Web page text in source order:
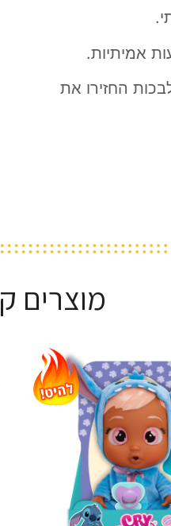
אמיתיות.
החזירו את
מוצרים